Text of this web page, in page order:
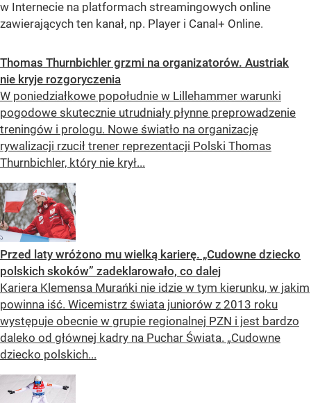
w Internecie na platformach streamingowych online
zawierających ten kanał, np. Player i Canal+ Online.
Thomas Thurnbichler grzmi na organizatorów. Austriak
nie kryje rozgoryczenia
W poniedziałkowe popołudnie w Lillehammer warunki
pogodowe skutecznie utrudniały płynne preprowadzenie
treningów i prologu. Nowe światło na organizację
rywalizacji rzucił trener reprezentacji Polski Thomas
Thurnbichler, który nie krył...
Przed laty wróżono mu wielką karierę. „Cudowne dziecko
polskich skoków” zadeklarowało, co dalej
Kariera Klemensa Murańki nie idzie w tym kierunku, w jakim
powinna iść. Wicemistrz świata juniorów z 2013 roku
występuje obecnie w grupie regionalnej PZN i jest bardzo
daleko od głównej kadry na Puchar Świata. „Cudowne
dziecko polskich...